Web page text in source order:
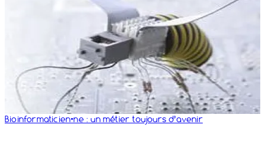
Bioinformaticien•ne : un métier toujours d’avenir